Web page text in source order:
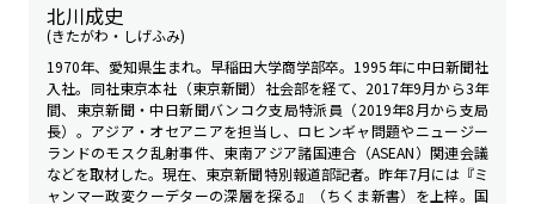
北川成史
(きたがわ・しげふみ)
1970年、愛知県生まれ。早稲田大学商学部卒。1995年に中日新聞社
入社。同社東京本社（東京新聞）社会部を経て、2017年9月から3年
間、東京新聞・中日新聞バンコク支局特派員（2019年8月から支局
長）。アジア・オセアニアを担当し、ロヒンギャ問題やニュージー
ランドのモスク乱射事件、東南アジア諸国連合（ASEAN）関連会議
などを取材した。現在、東京新聞特別報道部記者。昨年7月には『ミ
ャンマー政変――クーデターの深層を探る』（ちくま新書）を上梓。国